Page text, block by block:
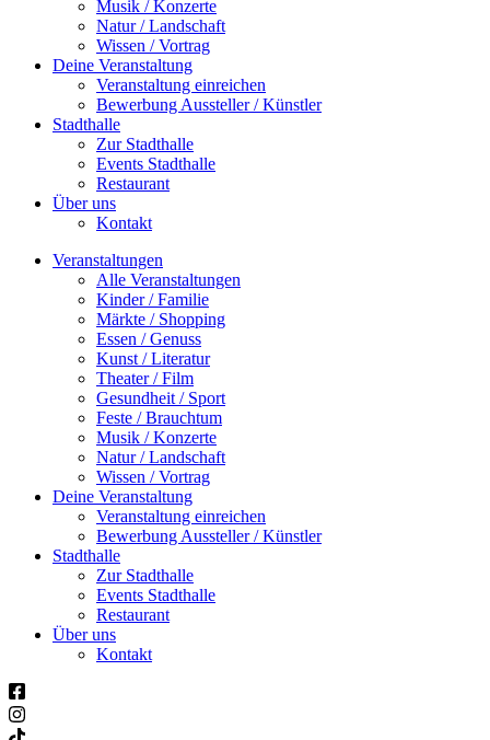
Musik / Konzerte
Natur / Landschaft
Wissen / Vortrag
Deine Veranstaltung
Veranstaltung einreichen
Bewerbung Aussteller / Künstler
Stadthalle
Zur Stadthalle
Events Stadthalle
Restaurant
Über uns
Kontakt
Veranstaltungen
Alle Veranstaltungen
Kinder / Familie
Märkte / Shopping
Essen / Genuss
Kunst / Literatur
Theater / Film
Gesundheit / Sport
Feste / Brauchtum
Musik / Konzerte
Natur / Landschaft
Wissen / Vortrag
Deine Veranstaltung
Veranstaltung einreichen
Bewerbung Aussteller / Künstler
Stadthalle
Zur Stadthalle
Events Stadthalle
Restaurant
Über uns
Kontakt